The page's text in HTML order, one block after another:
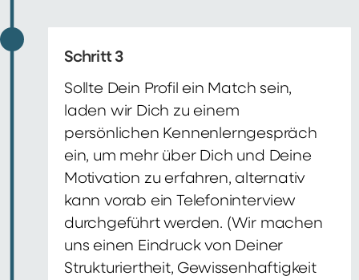
Schritt 3
Sollte Dein Profil ein Match sein,
laden wir Dich zu einem
persönlichen Kennenlerngespräch
ein, um mehr über Dich und Deine
Motivation zu erfahren, alternativ
kann vorab ein Telefoninterview
durchgeführt werden. (Wir machen
uns einen Eindruck von Deiner
Strukturiertheit, Gewissenhaftigkeit